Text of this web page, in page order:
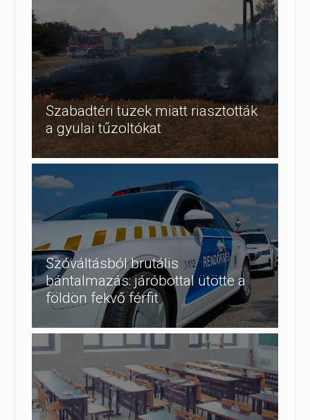
Szabadtéri tüzek miatt riasztották
a gyulai tűzoltókat
Szóváltásból brutális
bántalmazás: járóbottal ütötte a
földön fekvő férfit